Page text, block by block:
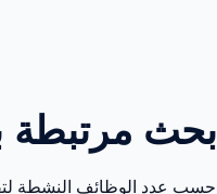
مرتبطة
عدد الوظائف النشطة